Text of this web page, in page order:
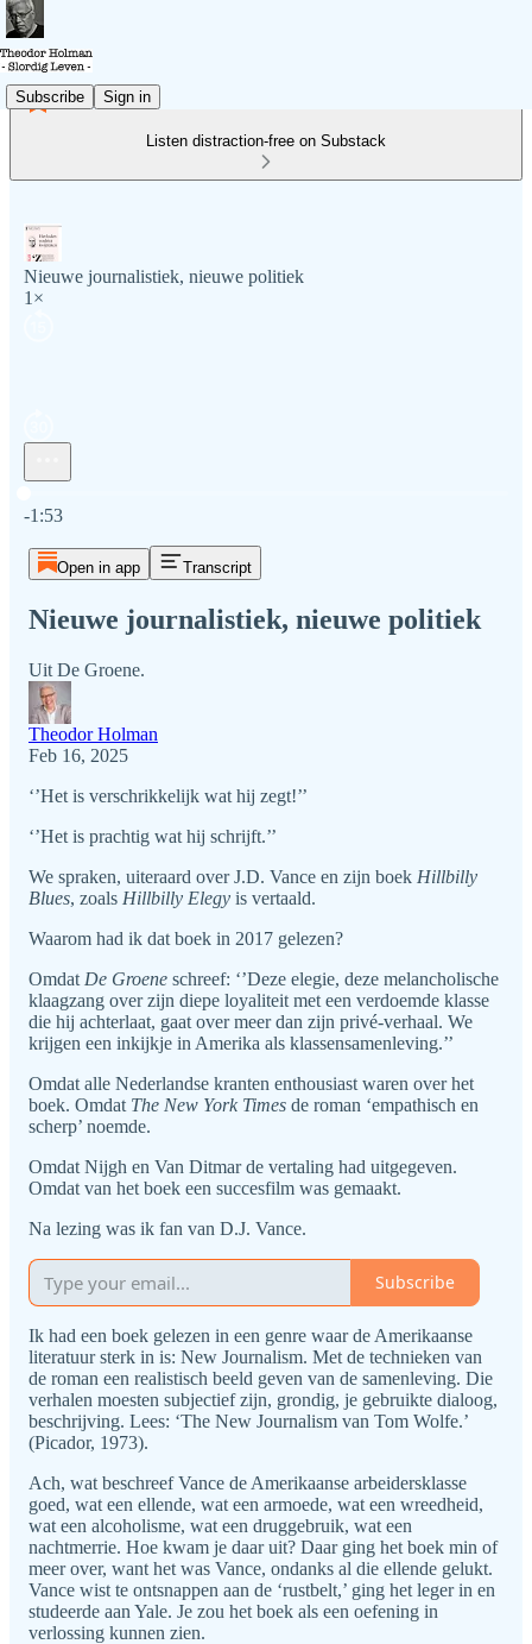
Subscribe Sign in
Listen distraction-free on Substack
Nieuwe journalistiek, nieuwe politiek
1×
-1:53
Open in app Transcript
Nieuwe journalistiek, nieuwe politiek
Uit De Groene.
Theodor Holman
Feb 16, 2025
‘’Het is verschrikkelijk wat hij zegt!’’
‘’Het is prachtig wat hij schrijft.’’
We spraken, uiteraard over J.D. Vance en zijn boek Hillbilly
Blues, zoals Hillbilly Elegy is vertaald.
Waarom had ik dat boek in 2017 gelezen?
Omdat De Groene schreef: ‘’Deze elegie, deze melancholische
klaagzang over zijn diepe loyaliteit met een verdoemde klasse
die hij achterlaat, gaat over meer dan zijn privé-verhaal. We
krijgen een inkijkje in Amerika als klassensamenleving.’’
Omdat alle Nederlandse kranten enthousiast waren over het
boek. Omdat The New York Times de roman ‘empathisch en
scherp’ noemde.
Omdat Nijgh en Van Ditmar de vertaling had uitgegeven.
Omdat van het boek een succesfilm was gemaakt.
Na lezing was ik fan van D.J. Vance.
Subscribe
Ik had een boek gelezen in een genre waar de Amerikaanse
literatuur sterk in is: New Journalism. Met de technieken van
de roman een realistisch beeld geven van de samenleving. Die
verhalen moesten subjectief zijn, grondig, je gebruikte dialoog,
beschrijving. Lees: ‘The New Journalism van Tom Wolfe.’
(Picador, 1973).
Ach, wat beschreef Vance de Amerikaanse arbeidersklasse
goed, wat een ellende, wat een armoede, wat een wreedheid,
wat een alcoholisme, wat een druggebruik, wat een
nachtmerrie. Hoe kwam je daar uit? Daar ging het boek min of
meer over, want het was Vance, ondanks al die ellende gelukt.
Vance wist te ontsnappen aan de ‘rustbelt,’ ging het leger in en
studeerde aan Yale. Je zou het boek als een oefening in
verlossing kunnen zien.